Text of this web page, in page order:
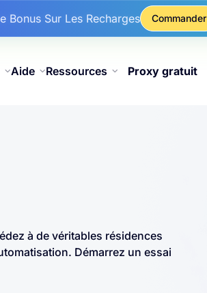
Les Achats Statiques IP
Les Achats Tournants IP
Commander
Aide Ressources Proxy gratuit
à de véritables résidences
Démarrez un essai